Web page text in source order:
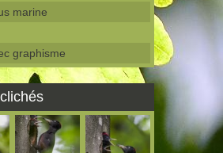
marine
graphisme